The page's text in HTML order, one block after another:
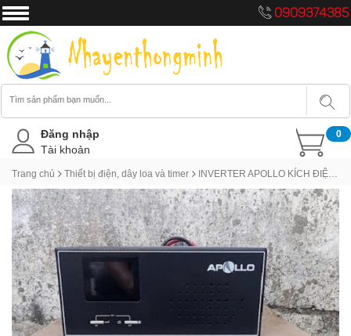
0909374385
0
Đăng nhập
Tài khoản
Trang chủ Thiết bị điện, dây loa và timer INVERTER APOLLO KÍCH ĐIỆN CHUYỂN ĐIỆN 12V SANG 220V (1000VA-600W)